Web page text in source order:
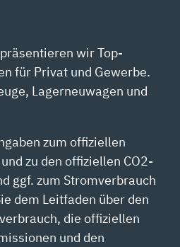
wir Top-
für Privat und Gewerbe.
Lagerneuwagen und
zum offiziellen
zu den offiziellen CO2-
ggf. zum Stromverbrauch
dem Leitfaden über den
die offiziellen
und den